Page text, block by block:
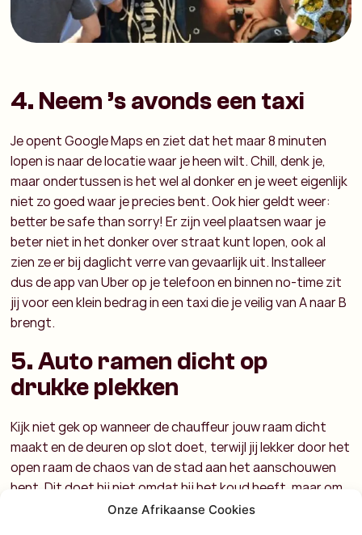
Onze Afrikaanse Cookies
4. Neem ’s avonds een taxi
Je opent Google Maps en ziet dat het maar 8 minuten
lopen is naar de locatie waar je heen wilt. Chill, denk je,
maar ondertussen is het wel al donker en je weet eigenlijk
niet zo goed waar je precies bent. Ook hier geldt weer:
better be safe than sorry! Er zijn veel plaatsen waar je
beter niet in het donker over straat kunt lopen, ook al
zien ze er bij daglicht verre van gevaarlijk uit. Installeer
dus de app van Uber op je telefoon en binnen no-time zit
jij voor een klein bedrag in een taxi die je veilig van A naar B
brengt.
5. Auto ramen dicht op
drukke plekken
Kijk niet gek op wanneer de chauffeur jouw raam dicht
maakt en de deuren op slot doet, terwijl jij lekker door het
open raam de chaos van de stad aan het aanschouwen
bent. Dit doet hij niet omdat hij het koud heeft, maar om
te zorgen dat er geen grijpgrage handen door het raam